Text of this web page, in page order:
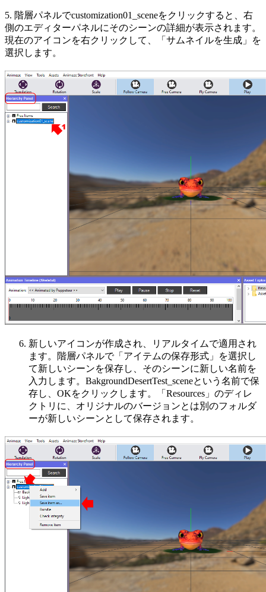
5. 階層パネルでcustomization01_sceneをクリックすると、右
側のエディターパネルにそのシーンの詳細が表示されます。
現在のアイコンを右クリックして、「サムネイルを生成」を
選択します。
新しいアイコンが作成され、リアルタイムで適用され
ます。
階層パネルで「 アイテムの保存形式 」を選択し
て新しいシーンを保存し、そのシーンに新しい名前を
入力します。 BakgroundDesertTest_sceneという名前で保
存し、 OKをクリックします。 「 Resources 」のディレ
クトリに、オリジナルのバージョンとは別のフォルダ
ーが新しいシーンとして保存されます。